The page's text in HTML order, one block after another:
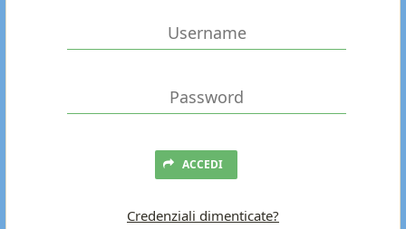
ACCEDI
Credenziali dimenticate?